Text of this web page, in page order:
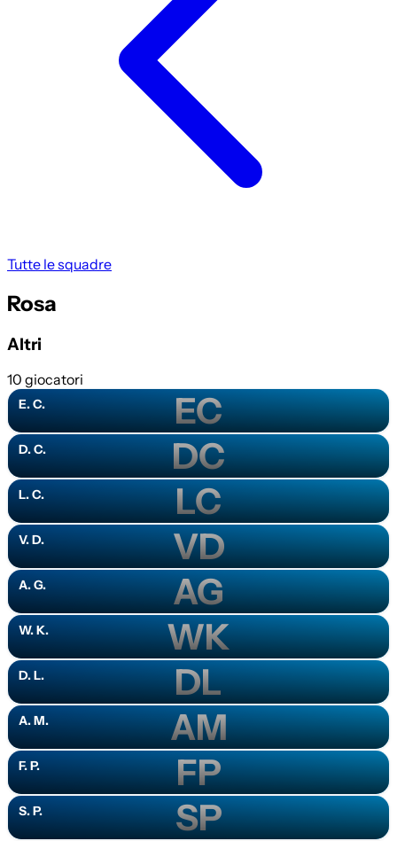
Tutte le squadre
Rosa
Altri
10 giocatori
EC
E. C.
DC
D. C.
LC
L. C.
VD
V. D.
AG
A. G.
WK
W. K.
DL
D. L.
AM
A. M.
FP
F. P.
SP
S. P.